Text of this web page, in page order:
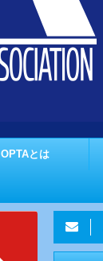
OPTAとは